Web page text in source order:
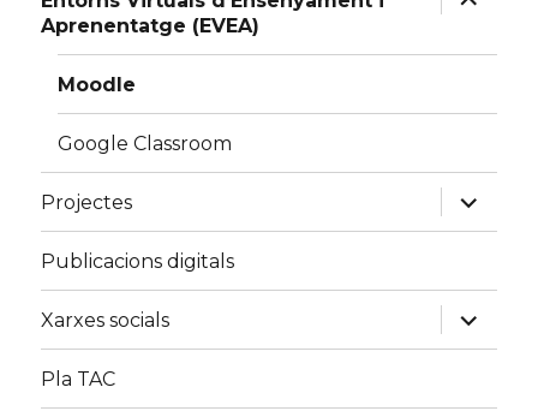
Aprenentatge (EVEA)
child
Moodle
Google Classroom
Projectes
expand
child
menu
Publicacions digitals
Xarxes socials
expand
child
menu
Pla TAC